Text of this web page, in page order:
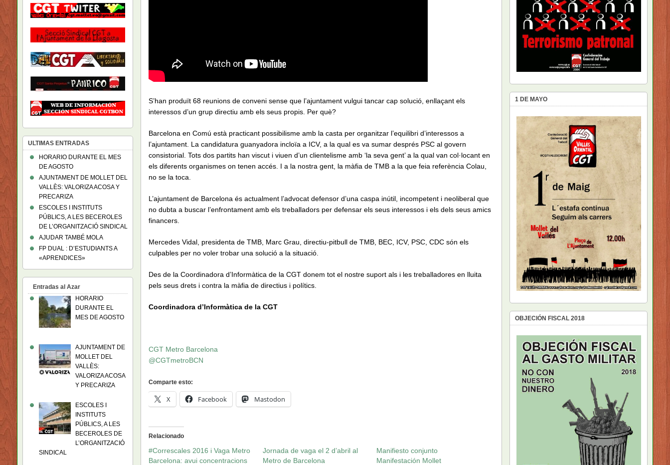
S’han produït 68 reunions de conveni sense que l’ajuntament vulgui tancar cap solució, enllaçant els
interessos d’un grup directiu amb els seus propis. Per què?
Barcelona en Comú està practicant possibilisme amb la casta per organitzar l’equilibri d’interessos a
l’ajuntament. La candidatura guanyadora incloïa a ICV, a la qual es va sumar després PSC al govern
consistorial. Tots dos partits han viscut i viuen d’un clientelisme amb ‘la seva gent’ a la qual van col·locant en
els diferents organismes on tenen accés. I a la nostra gent, la màfia de TMB a la que feia referència Colau,
no se la toca.
L’ajuntament de Barcelona és actualment l’advocat defensor d’una caspa inútil, incompetent i neoliberal que
no dubta a buscar l’enfrontament amb els treballadors per defensar els seus interessos i els dels seus amics
financers.
Mercedes Vidal, presidenta de TMB, Marc Grau, directiu-pitbull de TMB, BEC, ICV, PSC, CDC són els
culpables per no voler trobar una solució a la situació.
Des de la Coordinadora d’Informàtica de la CGT donem tot el nostre suport als i les treballadores en lluita
pels seus drets i contra la màfia de directius i polítics.
Coordinadora d’Informàtica de la CGT
CGT Metro Barcelona
@CGTmetroBCN
Comparte esto:
X Facebook Mastodon
Relacionado
#Correscales 2016 i Vaga Metro
Barcelona: avui concentracions
Jornada de vaga el 2 d’abril al
Metro de Barcelona
Manifiesto conjunto
Manifestación Mollet
ULTIMAS ENTRADAS
HORARIO DURANTE EL MES
DE AGOSTO
AJUNTAMENT DE MOLLET DEL
VALLÈS: VALORIZA ACOSA Y
PRECARIZA
ESCOLES I INSTITUTS
PÚBLICS, A LES BECEROLES
DE L’ORGANITZACIÓ SINDICAL
AJUDAR TAMBÉ MOLA
FP DUAL : D’ESTUDIANTS A
«APRENDICES»
Entradas al Azar
HORARIO
DURANTE EL
MES DE AGOSTO
AJUNTAMENT DE
MOLLET DEL
VALLÈS:
VALORIZA ACOSA
Y PRECARIZA
ESCOLES I
INSTITUTS
PÚBLICS, A LES
BECEROLES DE
L’ORGANITZACIÓ
SINDICAL
1 DE MAYO
OBJECIÓN FISCAL 2018